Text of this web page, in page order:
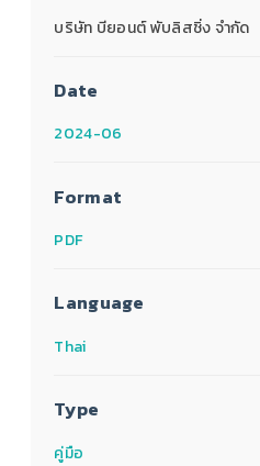
บริษัท บียอนต์ พับลิสชิ่ง จำกัด
Date
2024-06
Format
PDF
Language
Thai
Type
คู่มือ